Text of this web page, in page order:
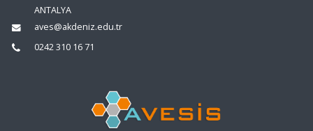
ANTALYA
aves@akdeniz.edu.tr
0242 310 16 71